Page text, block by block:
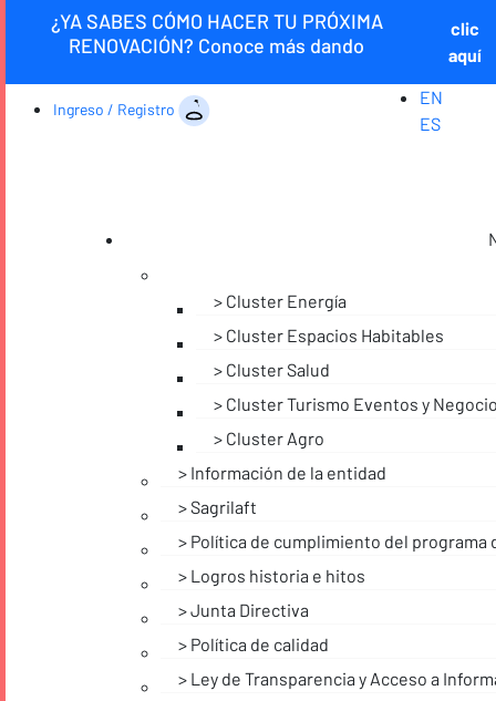
¿YA SABES CÓMO HACER TU PRÓXIMA
RENOVACIÓN? Conoce más dando
clic
aquí
Ingreso / Registro
EN
ES
Cluster Energía
Cluster Espacios Habitables
Cluster Salud
Cluster Turismo Eventos y
Cluster Agro
Información de la entidad
Sagrilaft
Política de cumplimiento del programa
Logros historia e hitos
Junta Directiva
Política de calidad
Ley de Transparencia y Acceso a